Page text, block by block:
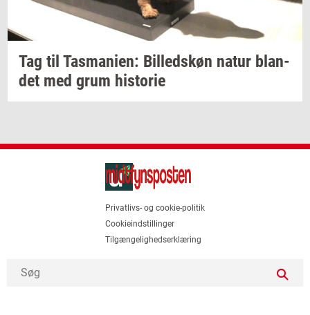
Tag til Tas­ma­ni­en: Bil­leds­køn natur blan­
det med grum hi­sto­rie
Privatlivs- og cookie-politik
Cookieindstillinger
Tilgængelighedserklæring